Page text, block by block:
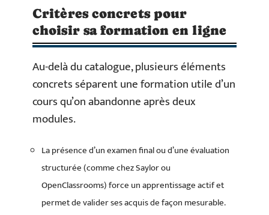
Critères concrets pour
choisir sa formation en ligne
Au-delà du catalogue, plusieurs éléments
concrets séparent une formation utile d’un
cours qu’on abandonne après deux
modules.
La présence d’un examen final ou d’une évaluation
structurée (comme chez Saylor ou
OpenClassrooms) force un apprentissage actif et
permet de valider ses acquis de façon mesurable.